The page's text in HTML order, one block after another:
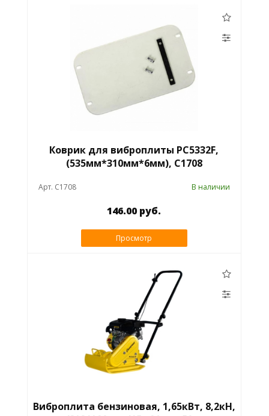
Коврик для виброплиты PC5332F,
(535мм*310мм*6мм), C1708
Арт. C1708 В наличии
146.00 руб.
Просмотр
Виброплита бензиновая, 1,65кВт, 8,2кН,